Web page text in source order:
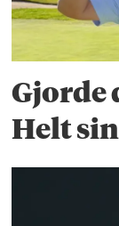
Gjorde
Helt